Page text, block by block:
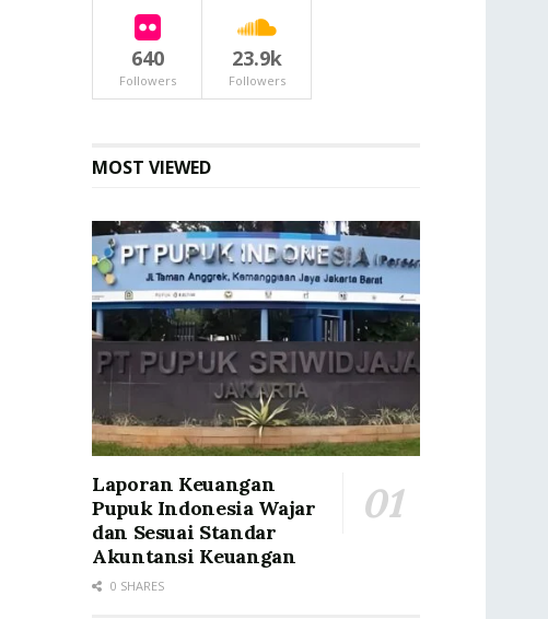
640
Followers
23.9k
Followers
MOST VIEWED
Laporan Keuangan
Pupuk Indonesia Wajar
dan Sesuai Standar
Akuntansi Keuangan
0 SHARES